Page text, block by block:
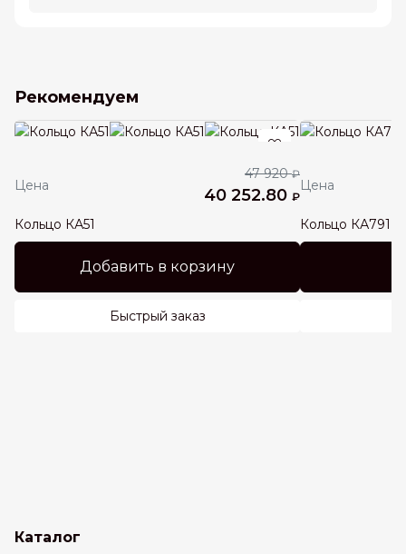
Рекомендуем
Цена
47 920₽
40 252.80 ₽
Кольцо КА51
Добавить в корзину
Быстрый заказ
Цена
Кольцо КА791
Каталог